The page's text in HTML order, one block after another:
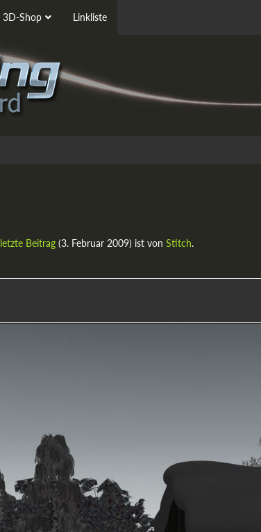
3D-Shop Linkliste
letzte Beitrag (3. Februar 2009) ist von Stitch.